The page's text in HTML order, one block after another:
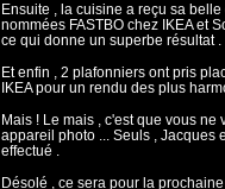
Ensuite , la cuisine a reçu sa
nommées FASTBO chez IKEA et
ce qui donne un superbe résultat .
Et enfin , 2 plafonniers ont pris
IKEA pour un rendu des plus
Mais ! Le mais , c'est que vous
appareil photo ... Seuls , Jacques
effectué .
Désolé , ce sera pour la prochaine